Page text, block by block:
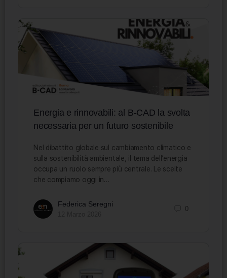
Energia e rinnovabili: al B-CAD la svolta
necessaria per un futuro sostenibile
Nel dibattito globale sul cambiamento climatico e
sulla sostenibilità ambientale, il tema dell’energia
occupa un ruolo sempre più centrale. Le scelte
che compiamo oggi in…
Federica Seregni
0